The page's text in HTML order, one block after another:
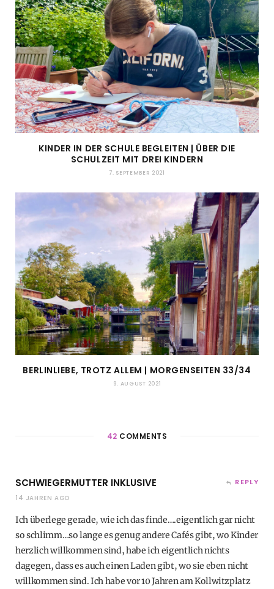
KINDER IN DER SCHULE BEGLEITEN | ÜBER DIE
SCHULZEIT MIT DREI KINDERN
7. SEPTEMBER 2021
BERLINLIEBE, TROTZ ALLEM | MORGENSEITEN 33/34
9. AUGUST 2021
42 COMMENTS
SCHWIEGERMUTTER INKLUSIVE
14 JAHREN AGO
REPLY
Ich überlege gerade, wie ich das finde….eigentlich gar nicht
so schlimm…so lange es genug andere Cafés gibt, wo Kinder
herzlich willkommen sind, habe ich eigentlich nichts
dagegen, dass es auch einen Laden gibt, wo sie eben nicht
willkommen sind. Ich habe vor 10 Jahren am Kollwitzplatz